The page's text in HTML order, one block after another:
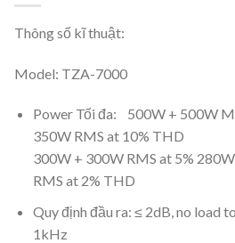
Thông số kĩ thuật:
Model: TZA-7000
Power Tối đa: 500W + 500W
350W RMS at 10% THD
300W + 300W RMS at 5%
RMS at 2% THD
Quy định đầu ra: ≤ 2dB, no load
1kHz